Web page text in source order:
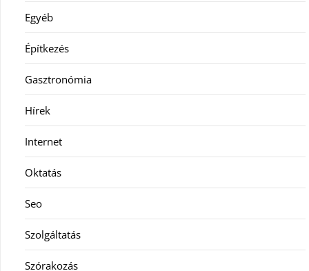
Egyéb
Építkezés
Gasztronómia
Hírek
Internet
Oktatás
Seo
Szolgáltatás
Szórakozás